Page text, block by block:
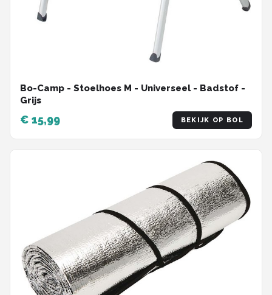
Bo-Camp - Stoelhoes M - Universeel - Badstof -
Grijs
€ 15,99 BEKIJK OP BOL